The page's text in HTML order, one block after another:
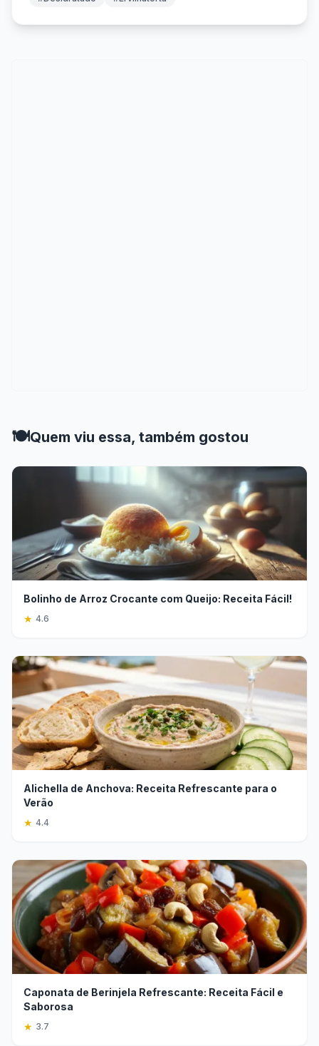
🍽️Quem viu essa, também gostou
Bolinho de Arroz Crocante com Queijo: Receita Fácil!
★ 4.6
Alichella de Anchova: Receita Refrescante para o
Verão
★ 4.4
Caponata de Berinjela Refrescante: Receita Fácil e
Saborosa
★ 3.7